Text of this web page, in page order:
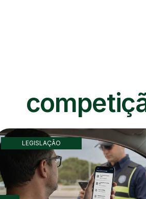
LEGISLAÇÃO